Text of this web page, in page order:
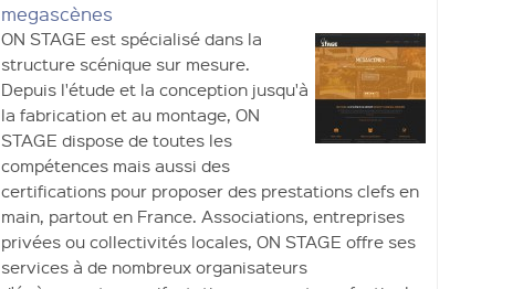
megascènes
ON STAGE est spécialisé dans la
structure scénique sur mesure.
Depuis l'étude et la conception jusqu'à
la fabrication et au montage, ON
STAGE dispose de toutes les
compétences mais aussi des
certifications pour proposer des prestations clefs en
main, partout en France. Associations, entreprises
privées ou collectivités locales, ON STAGE offre ses
services à de nombreux organisateurs